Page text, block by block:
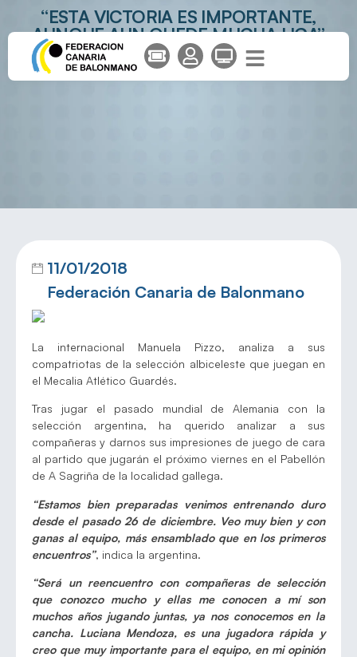
“ESTA VICTORIA ES IMPORTANTE,
AUNQUE AUN QUEDE MUCHA LIGA”
11/01/2018
Federación Canaria de Balonmano
La internacional Manuela Pizzo, analiza a sus
compatriotas de la selección albiceleste que juegan en
el Mecalia Atlético Guardés.
Tras jugar el pasado mundial de Alemania con la
selección argentina, ha querido analizar a sus
compañeras y darnos sus impresiones de juego de cara
al partido que jugarán el próximo viernes en el Pabellón
de A Sagriña de la localidad gallega.
“Estamos bien preparadas venimos entrenando duro
desde el pasado 26 de diciembre. Veo muy bien y con
ganas al equipo, más ensamblado que en los primeros
encuentros”, indica la argentina.
“Será un reencuentro con compañeras de selección
que conozco mucho y ellas me conocen a mí son
muchos años jugando juntas, ya nos conocemos en la
cancha. Luciana Mendoza, es una jugadora rápida y
creo que muy importante para el equipo, en mi opinión